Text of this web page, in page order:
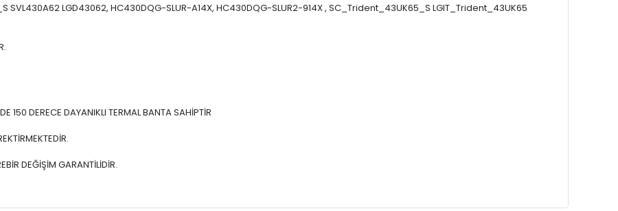
SVL430A62 LGD43062, HC430DQG-SLUR-A14X, HC430DQG-SLUR2-914X , SC_Trident_43UK65_S LGIT_Trident_43UK65
150 DERECE DAYANIKLI TERMAL BANTA SAHİPTİR
DEĞİŞİM GARANTİLİDİR.